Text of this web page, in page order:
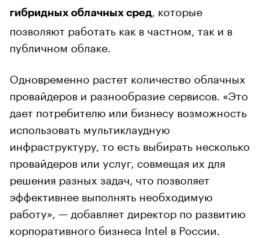
гибридных облачных сред
, которые
позволяют работать как в частном, так и в
публичном облаке.
Одновременно растет количество облачных
провайдеров и разнообразие сервисов. «Это
дает потребителю или бизнесу возможность
использовать мультиклаудную
инфраструктуру, то есть выбирать несколько
провайдеров или услуг, совмещая их для
решения разных задач, что позволяет
эффективнее выполнять необходимую
работу», — добавляет директор по развитию
корпоративного бизнеса Intel в России.